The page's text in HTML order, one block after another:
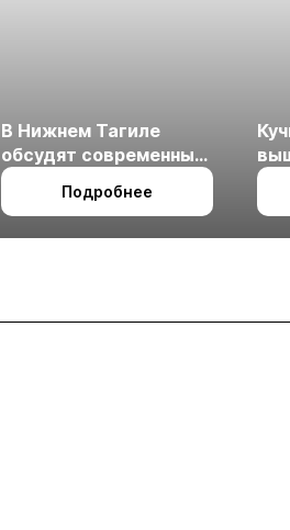
В Нижнем Тагиле
обсудят современные
технологии
измельчения
Подробнее